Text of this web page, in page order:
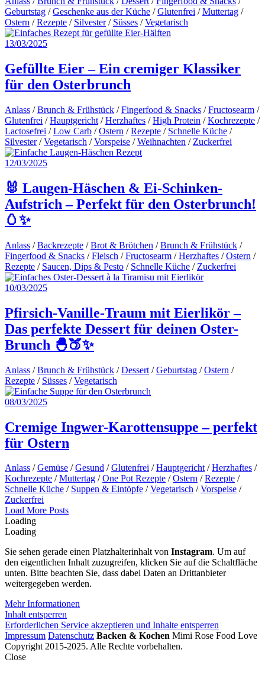
Geburtstag /Geschenke aus der Küche /Glutenfrei /Muttertag /
Ostern /Rezepte / Silvester/ Süsses /Vegetarisch
13/03/2025
Gefüllte Eier – Ein cremiger Klassiker
für den Osterbrunch
Anlass /Brunch & Frühstück /Fingerfood & Snacks /Fructosearm /
Glutenfrei /Hauptgericht /Herzhaftes /High Protein /Kochrezepte /
Lactosefrei /Low Carb /Ostern /Rezepte / Schnelle Küche /
Silvester/Vegetarisch /Vorspeise /Weihnachten / Zuckerfrei
12/03/2025
🐰 Laugen-Häschen & Ei-Schinken-
Aufstrich – Perfekt für den Osterbrunch!
🥚✨
Anlass /Backrezepte /Brot & Brötchen /Brunch & Frühstück /
Fingerfood & Snacks /Fleisch /Fructosearm /Herzhaftes /Ostern /
Rezepte / Saucen, Dips & Pesto / Schnelle Küche / Zuckerfrei
10/03/2025
Pfirsich-Vanille-Traum mit Eierlikör –
Das perfekte Dessert für deinen Oster-
Brunch 🐣🍑✨
Anlass /Brunch & Frühstück /Dessert /Geburtstag /Ostern /
Rezepte / Süsses /Vegetarisch
08/03/2025
Cremige Ingwer-Karottensuppe – perfekt
für Ostern
Anlass /Gemüse /Gesund /Glutenfrei /Hauptgericht/Herzhaftes /
Kochrezepte /Muttertag /One Pot Rezepte /Ostern /Rezepte /
Schnelle Küche / Suppen & Eintöpfe /Vegetarisch /Vorspeise /
Zuckerfrei
Posts
Navigation
Load More Posts
Loading
Loading
Sie sehen gerade einen Platzhalterinhalt von Instagram. Um auf
den eigentlichen Inhalt zuzugreifen, klicken Sie auf die Schaltfläche
unten. Bitte beachten Sie, dass dabei Daten an Drittanbieter
weitergegeben werden.
Mehr Informationen
Inhalt entsperren
Erforderlichen Service akzeptieren und Inhalte entsperren
Impressum Datenschutz Backen & Kochen Mimi Rose Food Love
Copyright 2015-2025. Alle Rechte vorbehalten.
Close